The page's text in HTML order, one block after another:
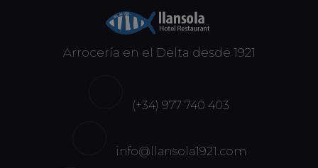
Arrocería en el Delta desde 1921
(+34) 977 740 403
info@llansola1921.com